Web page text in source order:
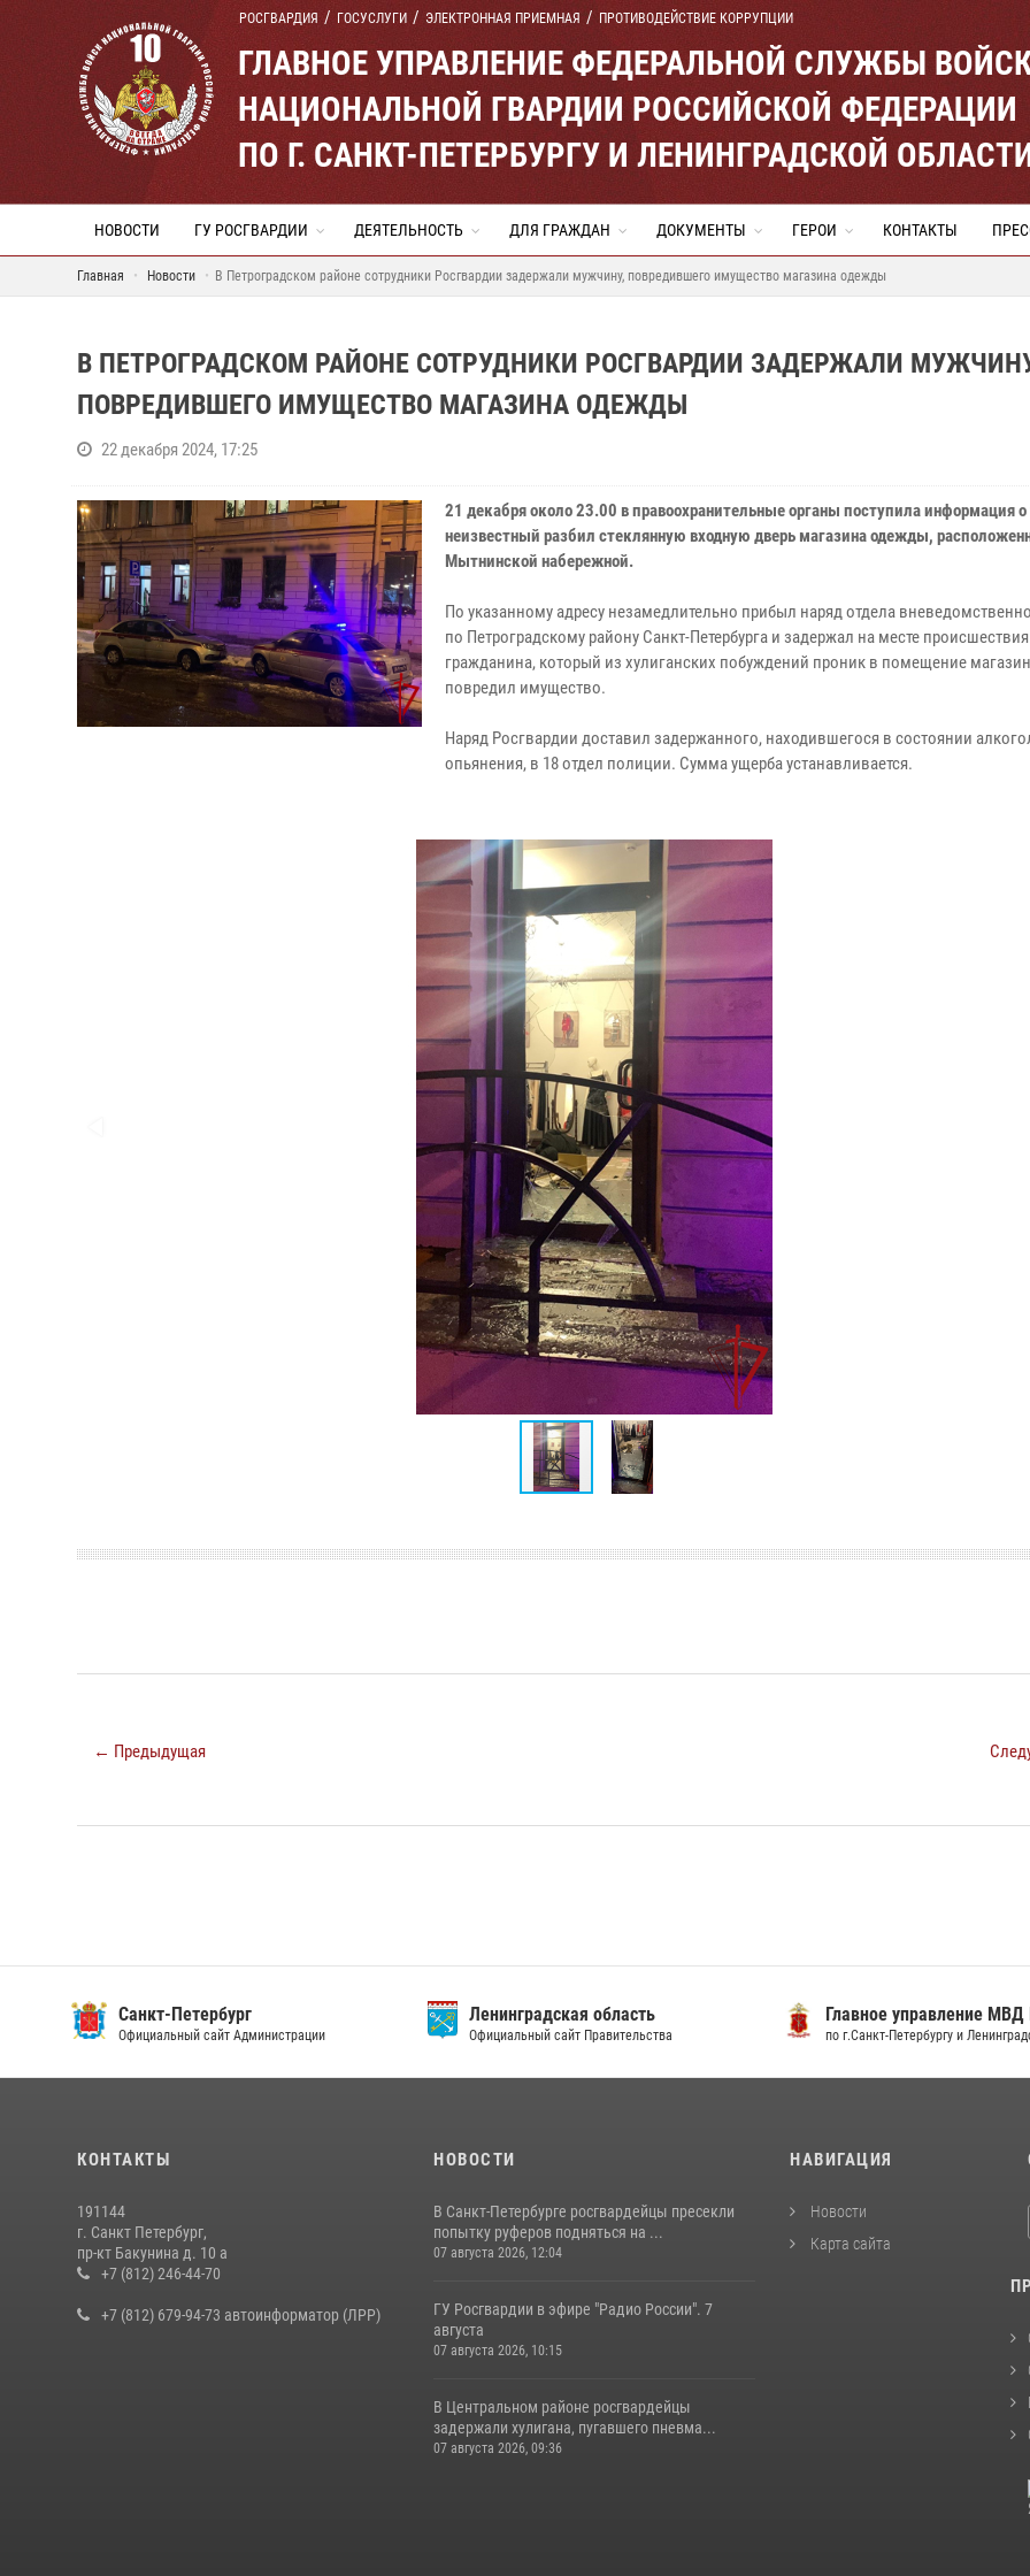
РОСГВАРДИЯ ГОСУСЛУГИ ЭЛЕКТРОННАЯ ПРИЕМНАЯ ПРОТИВОДЕЙСТВИЕ КОРРУПЦИИ
ГЛАВНОЕ УПРАВЛЕНИЕ ФЕДЕРАЛЬНОЙ СЛУЖБЫ
НАЦИОНАЛЬНОЙ ГВАРДИИ РОССИЙСКОЙ ФЕДЕРАЦИИ
ПО Г. САНКТ-ПЕТЕРБУРГУ И ЛЕНИНГРАДСКОЙ
НОВОСТИ ГУ РОСГВАРДИИ ДЕЯТЕЛЬНОСТЬ ДЛЯ ГРАЖДАН ДОКУМЕНТЫ ГЕРОИ КОНТАКТЫ
Главная Новости В Петроградском районе сотрудники Росгвардии задержали мужчину, повредившего имущество магазина одежды
В ПЕТРОГРАДСКОМ РАЙОНЕ СОТРУДНИКИ РОСГВАРДИИ ЗАДЕРЖАЛИ
ПОВРЕДИВШЕГО ИМУЩЕСТВО МАГАЗИНА ОДЕЖДЫ
22 декабря 2024, 17:25
21 декабря около 23.00 в правоохранительные органы поступила информация
неизвестный разбил стеклянную входную дверь магазина одежды,
Мытнинской набережной.
По указанному адресу незамедлительно прибыл наряд отдела
по Петроградскому району Санкт-Петербурга и задержал на месте
гражданина, который из хулиганских побуждений проник в помещение
повредил имущество.
Наряд Росгвардии доставил задержанного, находившегося в состоянии
опьянения, в 18 отдел полиции. Сумма ущерба устанавливается.
← Предыдущая
Санкт-Петербург
Официальный сайт Администрации
Ленинградская область
Официальный сайт Правительства
Главное управление МВД
по г.Санкт-Петербургу и
КОНТАКТЫ
191144
г. Санкт Петербург,
пр-кт Бакунина д. 10 а
+7 (812) 246-44-70
+7 (812) 679-94-73 автоинформатор (ЛРР)
НОВОСТИ
В Санкт-Петербурге росгвардейцы пресекли
попытку руферов подняться на ...
07 августа 2026, 12:04
ГУ Росгвардии в эфире "Радио России". 7
августа
07 августа 2026, 10:15
В Центральном районе росгвардейцы
задержали хулигана, пугавшего пневма...
07 августа 2026, 09:36
НАВИГАЦИЯ
Новости
Карта сайта